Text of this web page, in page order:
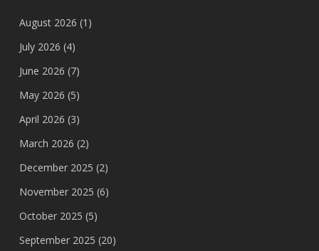
August 2026 (1)
July 2026 (4)
June 2026 (7)
May 2026 (5)
April 2026 (3)
March 2026 (2)
December 2025 (2)
November 2025 (6)
October 2025 (5)
September 2025 (20)